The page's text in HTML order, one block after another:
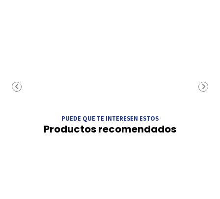
PUEDE QUE TE INTERESEN ESTOS
Productos recomendados